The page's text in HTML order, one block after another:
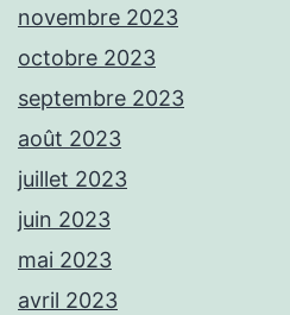
novembre 2023
octobre 2023
septembre 2023
août 2023
juillet 2023
juin 2023
mai 2023
avril 2023